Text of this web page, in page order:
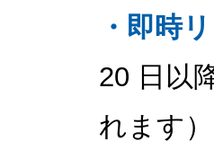
・即時
20 日以
れます）